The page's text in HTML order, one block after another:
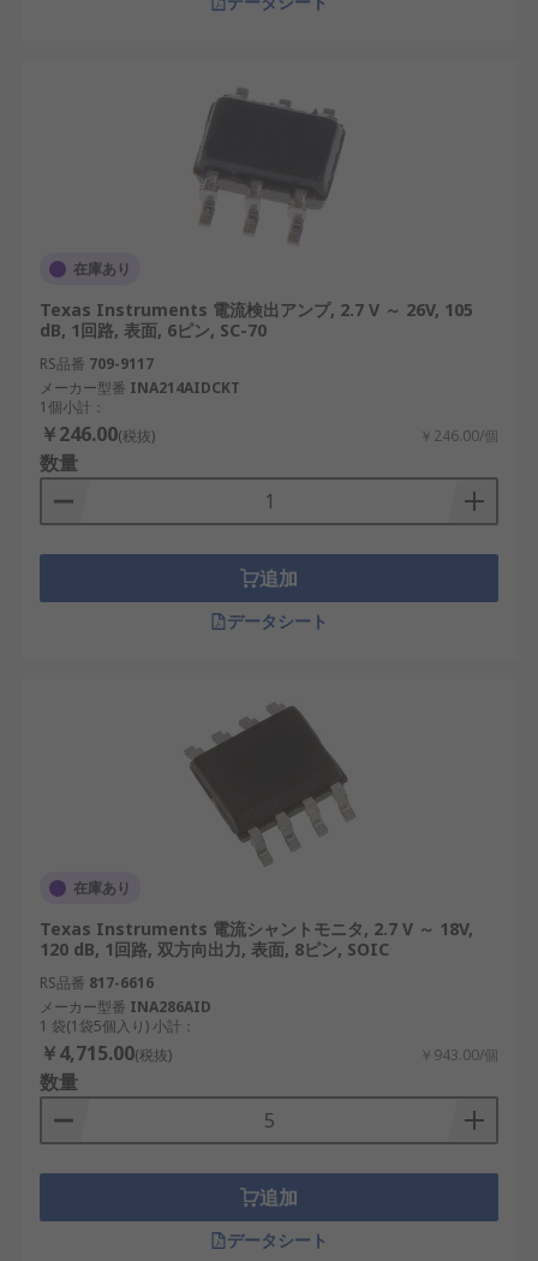
：半導体製造および品質管理プ
電流検出アンプ メーカー
いくつかの評判の高いブランドが高品質の CSA を製
造しており、さまざまなアプリケーションで信頼性
の高いパフォーマンスを保証します。
Texas Instruments
ッテリー駆動のオプションを含む幅広い CSA
を提供する世界的リーダー。
STMicroelectronics
で知られ、特に産業用アプリケーションに適
しています。
onsemi
に、コスト効率が高く効率的な CSA ソリュー
ションを提供します。
Renesas Electronics ：エネルギー効率の高い
アプリケーション向けの高度な CSA を専門と
する日本のメーカー。
Maxim Integrated
：ポータブルでスペース
が限られた設計向けに、コンパクトで高性能
な CSA を提供しています。
結論として、電流検出アンプは現代の電子機器で極
めて重要な役割を果たし、さまざまなアプリケーシ
ョンで正確な電流測定と制御を可能にします。その
種類、利点、および重要な考慮事項を理解すること
で、適切な CSA を選択してプロジェクトを強化し、
特定の要件を満たすことができます。
電流センスアンプ・CSA用 RSコン
ポーネントのご紹介
ー、販売店、製造元として世界的に認知されていま
す。当社の製品は、日本の最高水準の性能と信頼性
を満たすように設計されています。さらに、産業用
在庫あり
Texas Instruments 電流検出アンプ, 2.7 V ～ 26V, 105
dB, 1回路, 表面, 6ピン, SC-70
RS品番 709-9117
メーカー型番 INA214AIDCKT
1個小計：
￥246.00(税抜) ￥246.00/個
数量
追加
データシート
在庫あり
Texas Instruments 電流シャントモニタ, 2.7 V ～ 18V,
120 dB, 1回路, 双方向出力, 表面, 8ピン, SOIC
RS品番 817-6616
メーカー型番 INA286AID
1 袋(1袋5個入り) 小計：
￥4,715.00(税抜) ￥943.00/個
数量
追加
データシート